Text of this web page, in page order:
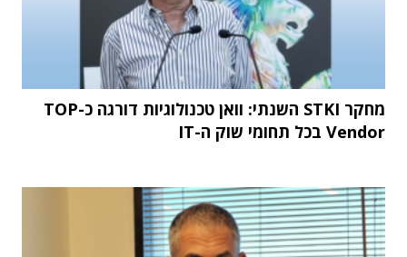
מחקר STKI השנתי: וואן טכנולוגיות דורגה כ-TOP
Vendor בכל תחומי שוק ה-IT